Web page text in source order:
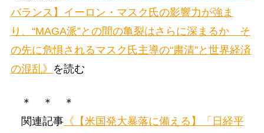
バランス】イーロン・マスク氏の影響力が強ま
り、“MAGA派”との間の亀裂はさらに深まるか そ
の先に危惧されるマスク氏主導の“粛清”と世界経済
の混乱》 を読む
＊ ＊ ＊
関連記事《【米国発大暴落に備える】「日経平